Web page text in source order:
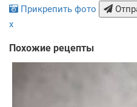
Прикрепить фото
x
Похожие рецепты